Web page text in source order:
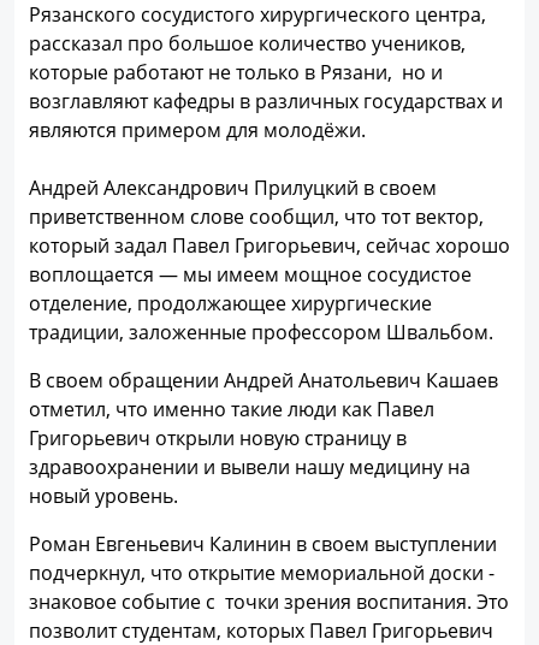
Рязанского сосудистого хирургического центра,
рассказал про большое количество учеников,
которые работают не только в Рязани, но и
возглавляют кафедры в различных государствах и
являются примером для молодёжи.
Андрей Александрович Прилуцкий в своем
приветственном слове сообщил, что тот вектор,
который задал Павел Григорьевич, сейчас хорошо
воплощается — мы имеем мощное сосудистое
отделение, продолжающее хирургические
традиции, заложенные профессором Швальбом.
В своем обращении Андрей Анатольевич Кашаев
отметил, что именно такие люди как Павел
Григорьевич открыли новую страницу в
здравоохранении и вывели нашу медицину на
новый уровень.
Роман Евгеньевич Калинин в своем выступлении
подчеркнул, что открытие мемориальной доски -
знаковое событие с точки зрения воспитания. Это
позволит студентам, которых Павел Григорьевич